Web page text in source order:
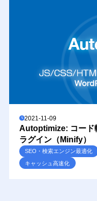
2021-11-09
Autoptimize: コード
ラグイン（Minify）
SEO・検索エンジン最適化
キャッシュ高速化